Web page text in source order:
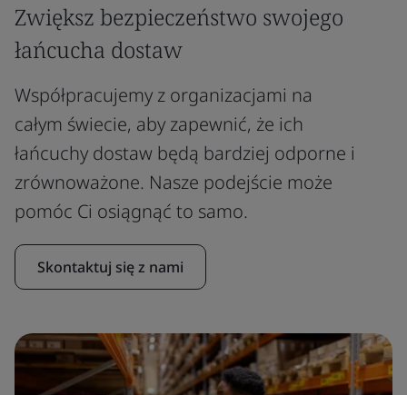
Zwiększ bezpieczeństwo swojego
łańcucha dostaw
Współpracujemy z organizacjami na
całym świecie, aby zapewnić, że ich
łańcuchy dostaw będą bardziej odporne i
zrównoważone. Nasze podejście może
pomóc Ci osiągnąć to samo.
Skontaktuj się z nami